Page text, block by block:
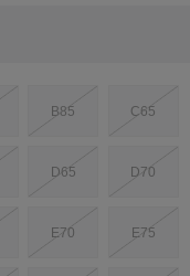
B85 C65
D65 D70
E70 E75